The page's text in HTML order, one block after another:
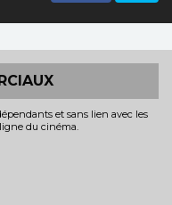
et sans lien avec les
du cinéma.